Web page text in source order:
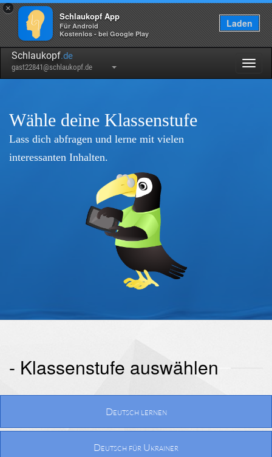
×
Schlaukopf App
Für Android
Kostenlos - bei Google Play
Laden
Schlaukopf.de
gast22841@schlaukopf.de
Wähle deine Klassenstufe
Lass dich abfragen und lerne mit vielen
interessanten Inhalten.
- Klassenstufe auswählen
Deutsch lernen
Deutsch für Ukrainer